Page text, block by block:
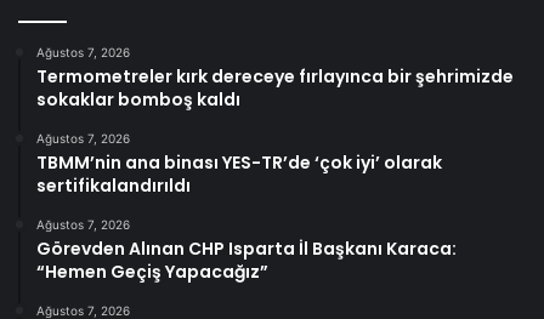
Ağustos 7, 2026
Termometreler kırk dereceye fırlayınca bir şehrimizde
sokaklar bomboş kaldı
Ağustos 7, 2026
TBMM’nin ana binası YES-TR’de ‘çok iyi’ olarak
sertifikalandırıldı
Ağustos 7, 2026
Görevden Alınan CHP Isparta İl Başkanı Karaca:
“Hemen Geçiş Yapacağız”
Ağustos 7, 2026